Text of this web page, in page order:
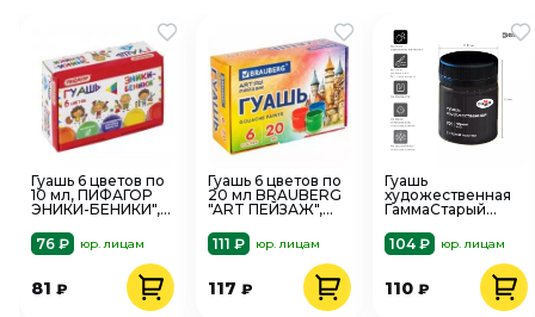
Гуашь 6 цветов по
10 мл, ПИФАГОР
ЭНИКИ-БЕНИКИ",
76 ₽
юр. лицам
81 ₽
Гуашь 6 цветов по
20 мл BRAUBERG
"ART ПЕЙЗАЖ",
111 ₽
юр. лицам
117 ₽
Гуашь
художественная
ГаммаСтарый
40мл
104 ₽ юр. лицам
110 ₽